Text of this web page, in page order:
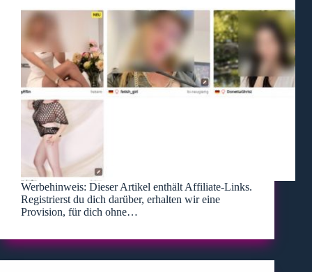
Werbehinweis: Dieser Artikel enthält Affiliate-Links.
Registrierst du dich darüber, erhalten wir eine
Provision, für dich ohne…